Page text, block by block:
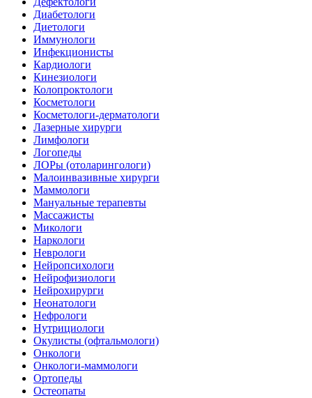
Диабетологи
Диетологи
Иммунологи
Инфекционисты
Кардиологи
Кинезиологи
Колопроктологи
Косметологи
Косметологи-дерматологи
Лазерные хирурги
Лимфологи
Логопеды
ЛОРы (отоларингологи)
Малоинвазивные хирурги
Маммологи
Мануальные терапевты
Массажисты
Микологи
Наркологи
Неврологи
Нейропсихологи
Нейрофизиологи
Нейрохирурги
Неонатологи
Нефрологи
Нутрициологи
Окулисты (офтальмологи)
Онкологи
Онкологи-маммологи
Ортопеды
Остеопаты